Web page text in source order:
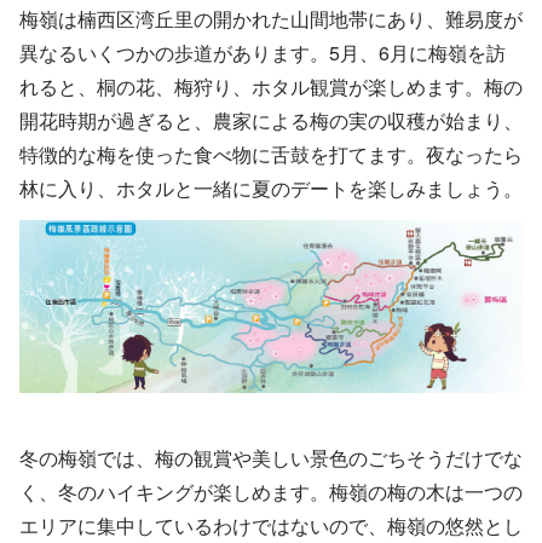
梅嶺は楠西区湾丘里の開かれた山間地帯にあり、難易度が
異なるいくつかの歩道があります。5月、6月に梅嶺を訪
れると、桐の花、梅狩り、ホタル観賞が楽しめます。梅の
開花時期が過ぎると、農家による梅の実の収穫が始まり、
特徴的な梅を使った食べ物に舌鼓を打てます。夜なったら
林に入り、ホタルと一緒に夏のデートを楽しみましょう。
冬の梅嶺では、梅の観賞や美しい景色のごちそうだけでな
く、冬のハイキングが楽しめます。梅嶺の梅の木は一つの
エリアに集中しているわけではないので、梅嶺の悠然とし